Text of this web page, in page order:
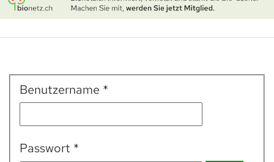
Benutzername *
Passwort *